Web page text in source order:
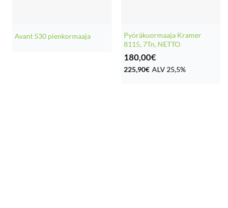
Avant 530 pienkormaaja
Pyöräkuormaaja Kramer
8115, 7Tn, NETTO
180,00€
225,90€ ALV 25,5%